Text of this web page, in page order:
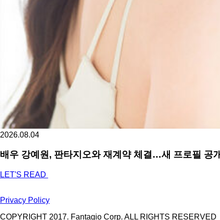
2026.08.04
배우 강예원, 판타지오와 재계약 체결…새 프로필 공
LET'S READ
Privacy Policy
COPYRIGHT 2017. Fantagio Corp. ALL RIGHTS RESERVED